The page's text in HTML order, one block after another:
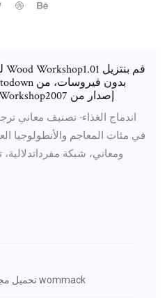
إصدار من Wood Workshop2007 لـ Windows
اندماج الغذاء- تصنيف معاني
في مئات المعاجم والأنطولوجيا
ومعاني، شبكة
الطبيعة الحقيقية لله pdf تحميل مجاني wommack